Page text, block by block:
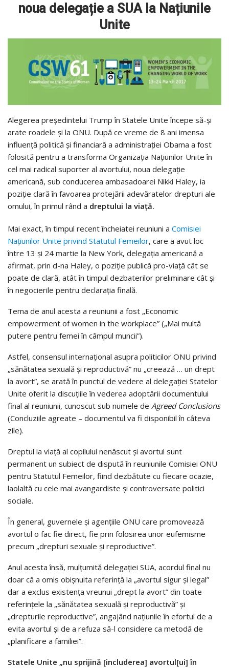
noua delegație a SUA la Națiunile
Unite
Alegerea președintelui Trump în Statele Unite începe să-și
arate roadele și la ONU. După ce vreme de 8 ani imensa
influență politică și financiară a administrației Obama a fost
folosită pentru a transforma Organizația Națiunilor Unite în
cel mai radical suporter al avortului, noua delegație
americană, sub conducerea ambasadoarei Nikki Haley, ia
poziție clară în favoarea protejării adevăratelor drepturi ale
omului, în primul rând a dreptului la viață.
Mai exact, în timpul recent încheiatei reuniuni a Comisiei
Națiunilor Unite privind Statutul Femeilor, care a avut loc
între 13 și 24 martie la New York, delegația americană a
afirmat, prin d-na Haley, o poziție publică pro-viață cât se
poate de clară, atât în timpul dezbaterilor preliminare cât și
în negocierile pentru declarația finală.
Tema de anul acesta a reuniunii a fost „Economic
empowerment of women in the workplace” („Mai multă
putere pentru femei în câmpul muncii”).
Astfel, consensul internațional asupra politicilor ONU privind
„sănătatea sexuală și reproductivă” nu „creează … un drept
la avort”, se arată în punctul de vedere al delegației Statelor
Unite oferit la discuțiile în vederea adoptării documentului
final al reuniunii, cunoscut sub numele de Agreed Conclusions
(Concluziile agreate – documentul va fi disponibil în câteva
zile).
Dreptul la viață al copilului nenăscut și avortul sunt
permanent un subiect de dispută în reuniunile Comisiei ONU
pentru Statutul Femeilor, fiind dezbătute cu fiecare ocazie,
laolaltă cu cele mai avangardiste și controversate politici
sociale.
În general, guvernele și agențiile ONU care promovează
avortul o fac fie direct, fie prin folosirea unor eufemisme
precum „drepturi sexuale și reproductive”.
Anul acesta însă, mulțumită delegației SUA, acordul final nu
doar că a omis obișnuita referință la „avortul sigur și legal”
dar a exclus existența vreunui „drept la avort” din toate
referințele la „sănătatea sexuală și reproductivă” și
„drepturile reproductive”, angajând națiunile în efortul de a
evita avortul și de a refuza să-l considere ca metodă de
„planificare a familiei”.
Statele Unite „nu sprijină [includerea] avortul[ui] în